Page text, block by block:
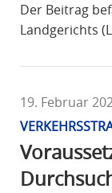
Der Beitrag
Landgerichts
19. Februar